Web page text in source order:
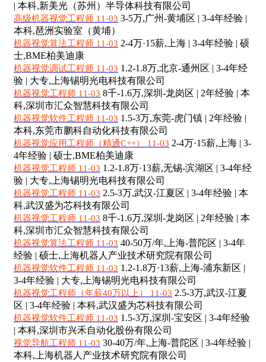
| 本科,新美光（苏州）半导体科技有限公司
高级机器视觉工程师 11-03 3-5万,广州-黄埔区 | 3-4年经验 |
本科,琶洲实验室（黄埔）
机器视觉算法工程师 11-03 2-4万·15薪,上海 | 3-4年经验 | 硕
士,BME柏美迪康
机器视觉调试工程师 11-03 1.2-1.8万,北京-通州区 | 3-4年经
验 | 大专,上海锡明光电科技有限公司
机器视觉工程师 11-03 8千-1.6万,深圳-龙岗区 | 2年经验 | 本
科,深圳市汇众智慧科技有限公司
机器视觉软件工程师 11-03 1.5-3万,东莞-虎门镇 | 2年经验 |
本科,东莞市鹏科自动化科技有限公司
机器视觉应用工程师（精通C++） 11-03 2-4万·15薪,上海 | 3-
4年经验 | 硕士,BME柏美迪康
机器视觉工程师 11-03 1.2-1.8万·13薪,无锡-滨湖区 | 3-4年经
验 | 大专,上海锡明光电科技有限公司
机器视觉工程师 11-03 2.5-3万,武汉-江夏区 | 3-4年经验 | 本
科,武汉盛为芯科技有限公司
机器视觉工程师 11-03 8千-1.6万,深圳-龙岗区 | 2年经验 | 本
科,深圳市汇众智慧科技有限公司
机器视觉算法工程师 11-03 40-50万/年,上海-普陀区 | 3-4年
经验 | 硕士,上海机器人产业技术研究院有限公司
机器视觉软件工程师 11-03 1.2-1.8万·13薪,上海-浦东新区 |
3-4年经验 | 大专,上海锡明光电科技有限公司
机器视觉工程师（年薪40万以上） 11-03 2.5-3万,武汉-江夏
区 | 3-4年经验 | 本科,武汉盛为芯科技有限公司
机器视觉软件工程师 11-03 1.5-3万,深圳-宝安区 | 3-4年经验
| 本科,深圳市兴禾自动化股份有限公司
视觉导航工程师 11-03 30-40万/年,上海-普陀区 | 3-4年经验 |
本科,上海机器人产业技术研究院有限公司